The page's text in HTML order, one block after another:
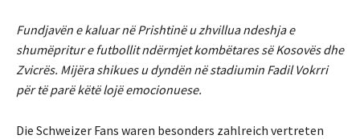
Fundjavën e kaluar në Prishtinë u zhvillua ndeshja e
shumëpritur e futbollit ndërmjet kombëtares së Kosovës dhe
Zvicrës. Mijëra shikues u dyndën në stadiumin Fadil Vokrri
për të parë këtë lojë emocionuese.
Die Schweizer Fans waren besonders zahlreich vertreten